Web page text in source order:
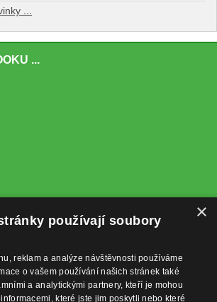
...
...
×
používají soubory
reklam a analýze návštěvnosti používáme
o vašem používání našich stránek také
a analytickými partnery, kteří je mohou
které jste jim poskytli nebo které